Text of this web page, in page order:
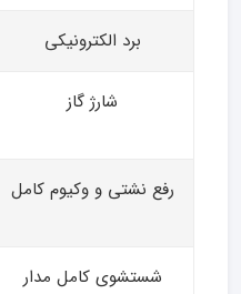
برد الکترونیکی
شارژ گاز
رفع نشتی و وکیوم کامل
شستشوی کامل مدار